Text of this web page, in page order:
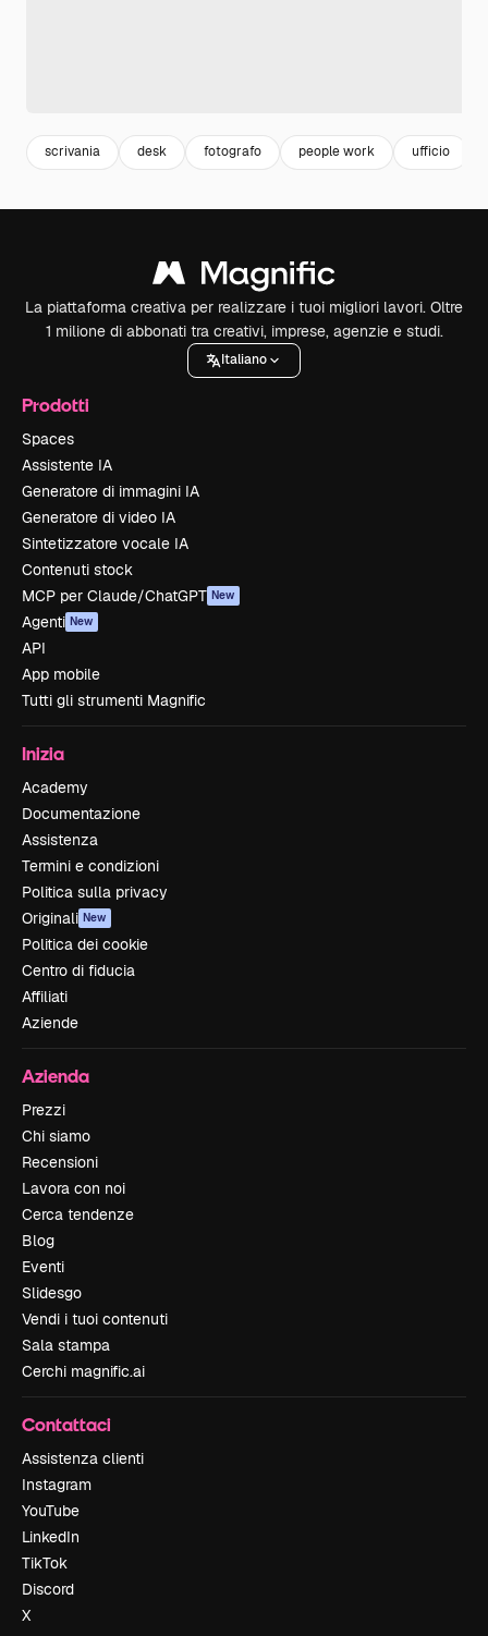
scrivania desk fotografo people work ufficio
La piattaforma creativa per realizzare i tuoi migliori lavori. Oltre
1 milione di abbonati tra creativi, imprese, agenzie e studi.
Italiano
Prodotti
Spaces
Assistente IA
Generatore di immagini IA
Generatore di video IA
Sintetizzatore vocale IA
Contenuti stock
MCP per Claude/ChatGPT New
Agenti New
API
App mobile
Tutti gli strumenti Magnific
Inizia
Academy
Documentazione
Assistenza
Termini e condizioni
Politica sulla privacy
Originali New
Politica dei cookie
Centro di fiducia
Affiliati
Aziende
Azienda
Prezzi
Chi siamo
Recensioni
Lavora con noi
Cerca tendenze
Blog
Eventi
Slidesgo
Vendi i tuoi contenuti
Sala stampa
Cerchi magnific.ai
Contattaci
Assistenza clienti
Instagram
YouTube
LinkedIn
TikTok
Discord
X